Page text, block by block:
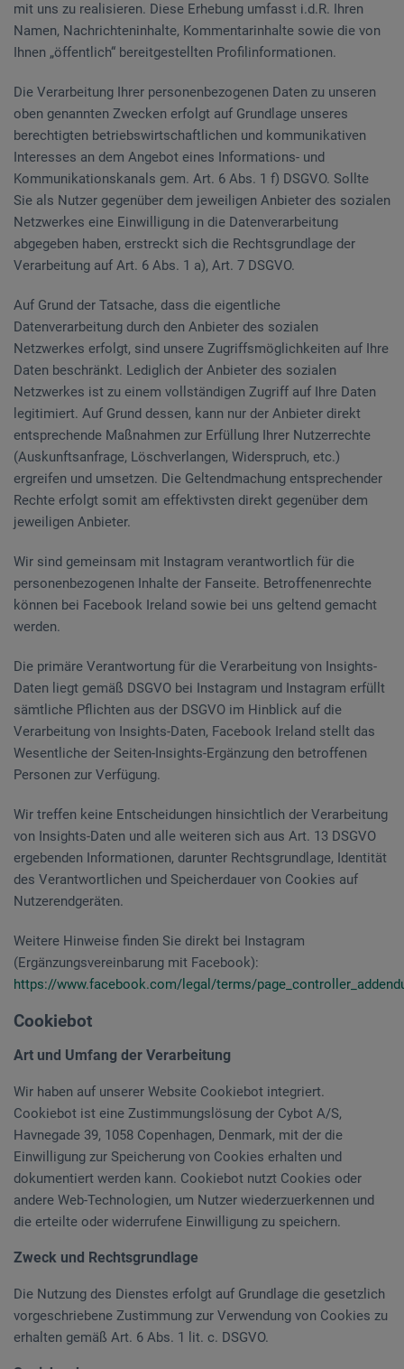
mit uns zu realisieren. Diese Erhebung umfasst i.d.R. Ihren
Namen, Nachrichteninhalte, Kommentarinhalte sowie die von
Ihnen „öffentlich“ bereitgestellten Profilinformationen.
Die Verarbeitung Ihrer personenbezogenen Daten zu unseren
oben genannten Zwecken erfolgt auf Grundlage unseres
berechtigten betriebswirtschaftlichen und kommunikativen
Interesses an dem Angebot eines Informations- und
Kommunikationskanals gem. Art. 6 Abs. 1 f) DSGVO. Sollte
Sie als Nutzer gegenüber dem jeweiligen Anbieter des sozialen
Netzwerkes eine Einwilligung in die Datenverarbeitung
abgegeben haben, erstreckt sich die Rechtsgrundlage der
Verarbeitung auf Art. 6 Abs. 1 a), Art. 7 DSGVO.
Auf Grund der Tatsache, dass die eigentliche
Datenverarbeitung durch den Anbieter des sozialen
Netzwerkes erfolgt, sind unsere Zugriffsmöglichkeiten auf Ihre
Daten beschränkt. Lediglich der Anbieter des sozialen
Netzwerkes ist zu einem vollständigen Zugriff auf Ihre Daten
legitimiert. Auf Grund dessen, kann nur der Anbieter direkt
entsprechende Maßnahmen zur Erfüllung Ihrer Nutzerrechte
(Auskunftsanfrage, Löschverlangen, Widerspruch, etc.)
ergreifen und umsetzen. Die Geltendmachung entsprechender
Rechte erfolgt somit am effektivsten direkt gegenüber dem
jeweiligen Anbieter.
Wir sind gemeinsam mit Instagram verantwortlich für die
personenbezogenen Inhalte der Fanseite. Betroffenenrechte
können bei Facebook Ireland sowie bei uns geltend gemacht
werden.
Die primäre Verantwortung für die Verarbeitung von Insights-
Daten liegt gemäß DSGVO bei Instagram und Instagram erfüllt
sämtliche Pflichten aus der DSGVO im Hinblick auf die
Verarbeitung von Insights-Daten, Facebook Ireland stellt das
Wesentliche der Seiten-Insights-Ergänzung den betroffenen
Personen zur Verfügung.
Wir treffen keine Entscheidungen hinsichtlich der Verarbeitung
von Insights-Daten und alle weiteren sich aus Art. 13 DSGVO
ergebenden Informationen, darunter Rechtsgrundlage, Identität
des Verantwortlichen und Speicherdauer von Cookies auf
Nutzerendgeräten.
Weitere Hinweise finden Sie direkt bei Instagram
(Ergänzungsvereinbarung mit Facebook):
https://www.facebook.com/legal/terms/
Cookiebot
Art und Umfang der Verarbeitung
Wir haben auf unserer Website Cookiebot integriert.
Cookiebot ist eine Zustimmungslösung der Cybot A/S,
Havnegade 39, 1058 Copenhagen, Denmark, mit der die
Einwilligung zur Speicherung von Cookies erhalten und
dokumentiert werden kann. Cookiebot nutzt Cookies oder
andere Web-Technologien, um Nutzer wiederzuerkennen und
die erteilte oder widerrufene Einwilligung zu speichern.
Zweck und Rechtsgrundlage
Die Nutzung des Dienstes erfolgt auf Grundlage die gesetzlich
vorgeschriebene Zustimmung zur Verwendung von Cookies zu
erhalten gemäß Art. 6 Abs. 1 lit. c. DSGVO.